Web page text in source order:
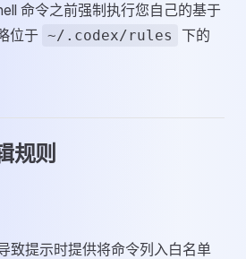
命令之前强制执行您自己的基于
位于 ~/.codex/rules 下的
规则
致提示时提供将命令列入白名单